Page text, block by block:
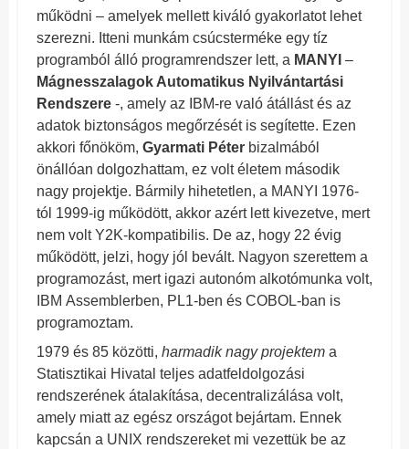
működni – amelyek mellett kiváló gyakorlatot lehet
szerezni. Itteni munkám csúcsterméke egy tíz
programból álló programrendszer lett, a MANYI –
Mágnesszalagok Automatikus Nyilvántartási
Rendszere -, amely az IBM-re való átállást és az
adatok biztonságos megőrzését is segítette. Ezen
akkori főnököm, Gyarmati Péter bizalmából
önállóan dolgozhattam, ez volt életem második
nagy projektje. Bármily hihetetlen, a MANYI 1976-
tól 1999-ig működött, akkor azért lett kivezetve, mert
nem volt Y2K-kompatibilis. De az, hogy 22 évig
működött, jelzi, hogy jól bevált. Nagyon szerettem a
programozást, mert igazi autonóm alkotómunka volt,
IBM Assemblerben, PL1-ben és COBOL-ban is
programoztam.
1979 és 85 közötti, harmadik nagy projektem a
Statisztikai Hivatal teljes adatfeldolgozási
rendszerének átalakítása, decentralizálása volt,
amely miatt az egész országot bejártam. Ennek
kapcsán a UNIX rendszereket mi vezettük be az